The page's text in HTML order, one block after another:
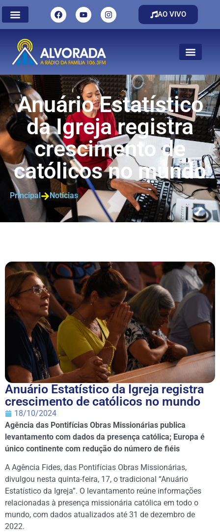
AO VIVO
Anuário Estatístico
da Igreja registra
crescimento de
católicos no mundo
Principal Notícias
Anuário Estatístico da Igreja registra
crescimento de católicos no mundo
18/10/2024
Agência das Pontifícias Obras Missionárias publica
levantamento com dados da presença católica; Europa é
único continente com redução do número de fiéis
A Agência Fides, das Pontifícias Obras Missionárias,
divulgou nesta quinta-feira, 17, o tradicional “Anuário
Estatístico da Igreja”. O levantamento reúne informações
relacionadas à presença missionária católica em todo o
mundo, com dados atualizados até 31 de dezembro de
2022.